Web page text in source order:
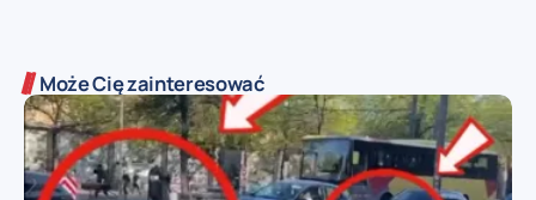
Może Cię zainteresować